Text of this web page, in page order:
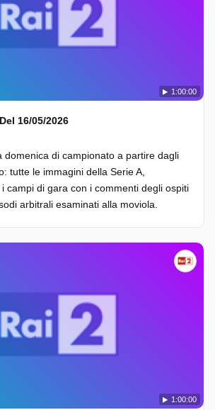
1:00:00
16/05/2026
domenica di campionato a partire dagli
tutte le immagini della Serie A,
campi di gara con i commenti degli ospiti
arbitrali esaminati alla moviola.
1:00:00